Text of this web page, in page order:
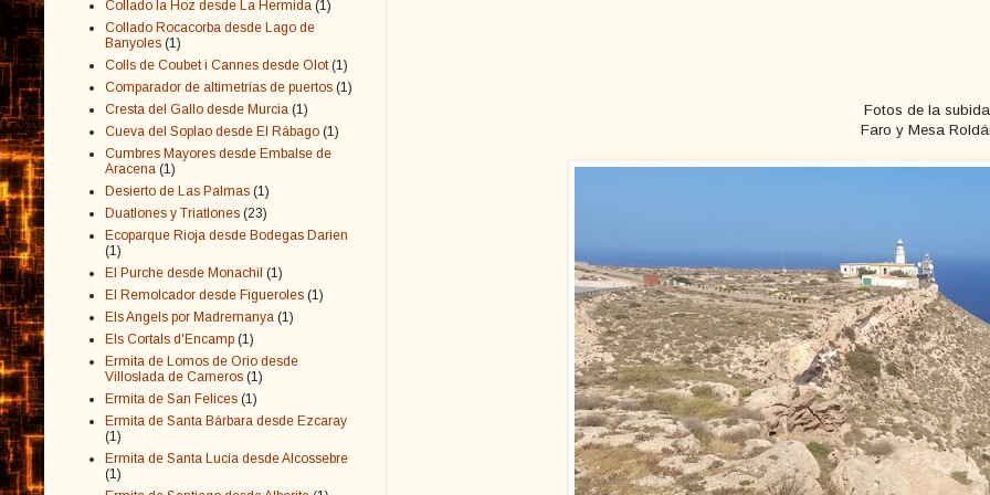
Fotos de la
Faro y Mesa
Collado la Hoz desde La Hermida (1)
Collado Rocacorba desde Lago de
Banyoles (1)
Colls de Coubet i Cannes desde Olot (1)
Comparador de altimetrías de puertos (1)
Cresta del Gallo desde Murcia (1)
Cueva del Soplao desde El Rábago (1)
Cumbres Mayores desde Embalse de
Aracena (1)
Desierto de Las Palmas (1)
Duatlones y Triatlones (23)
Ecoparque Rioja desde Bodegas Darien
(1)
El Purche desde Monachil (1)
El Remolcador desde Figueroles (1)
Els Angels por Madremanya (1)
Els Cortals d'Encamp (1)
Ermita de Lomos de Orio desde
Villoslada de Cameros (1)
Ermita de San Felices (1)
Ermita de Santa Bárbara desde Ezcaray
(1)
Ermita de Santa Lucía desde Alcossebre
(1)